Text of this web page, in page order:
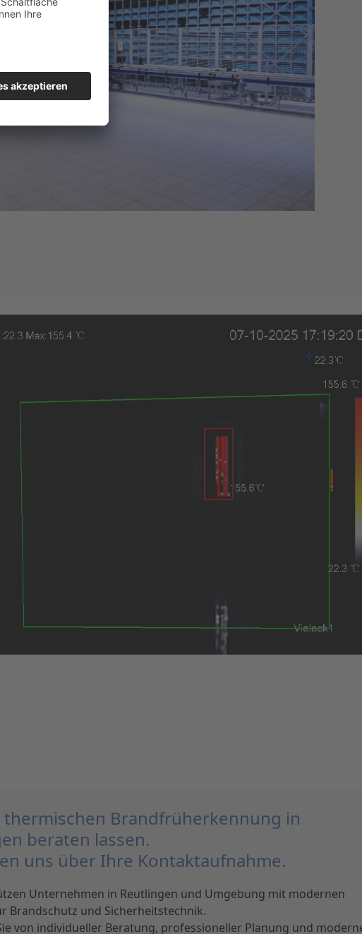
thermischen Brandfrüherkennung in
beraten lassen.
uns über Ihre Kontaktaufnahme.
Unternehmen in Reutlingen und Umgebung mit modernen
Brandschutz und Sicherheitstechnik.
von individueller Beratung, professioneller Planung und